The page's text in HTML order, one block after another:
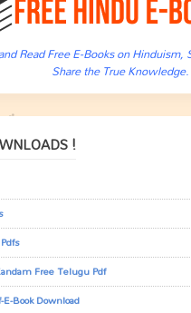
Read Free E-Books on Hinduism,
Share the True Knowledge.
!
Free Telugu Pdf
Book Download